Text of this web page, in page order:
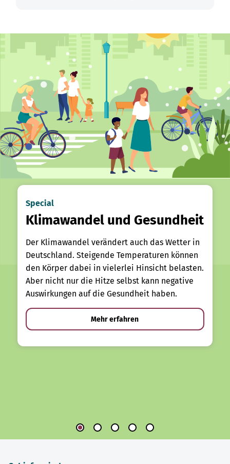
Special
Klimawandel und Gesundheit
Der Klimawandel verändert auch das Wetter in
Deutschland. Steigende Temperaturen können
den Körper dabei in vielerlei Hinsicht belasten.
Aber nicht nur die Hitze selbst kann negative
Auswirkungen auf die Gesundheit haben.
Mehr erfahren